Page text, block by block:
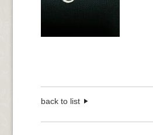
back to list